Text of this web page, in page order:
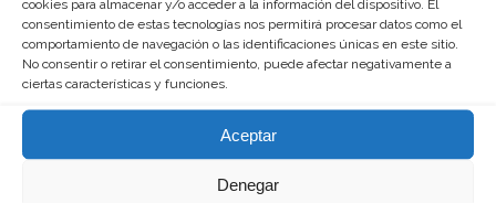
cookies para almacenar y/o acceder a la información del dispositivo. El
consentimiento de estas tecnologías nos permitirá procesar datos como el
comportamiento de navegación o las identificaciones únicas en este sitio.
No consentir o retirar el consentimiento, puede afectar negativamente a
ciertas características y funciones.
Aceptar
Denegar
Quizás te puede interesar...